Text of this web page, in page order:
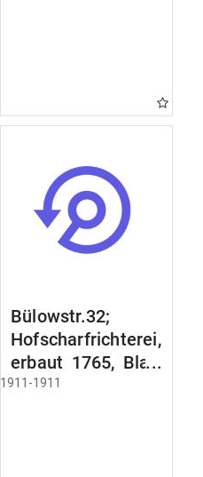
Bülowstr.32;
Hofscharfrichterei,
erbaut 1765, Blatt
2;
1911-1911